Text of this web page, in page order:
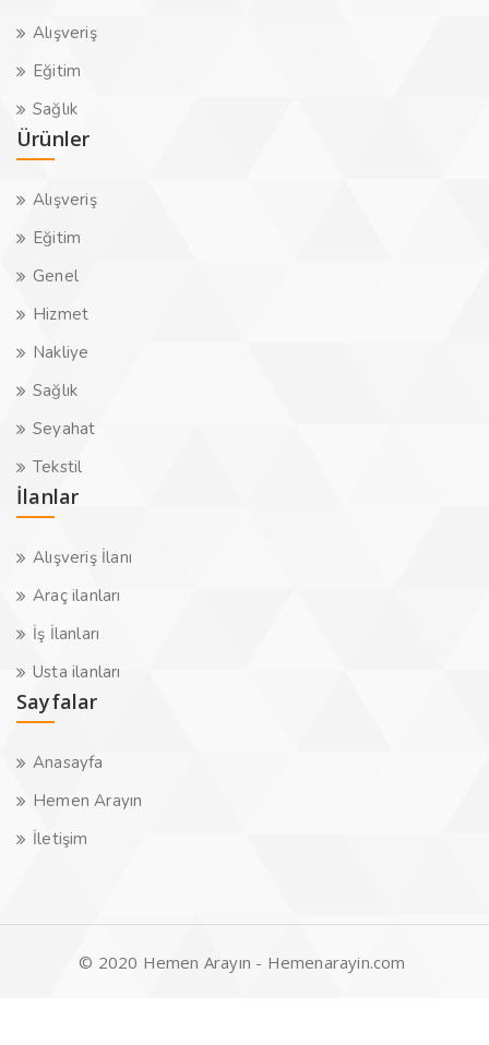
Alışveriş
Eğitim
Sağlık
Ürünler
Alışveriş
Eğitim
Genel
Hizmet
Nakliye
Sağlık
Seyahat
Tekstil
İlanlar
Alışveriş İlanı
Araç ilanları
İş İlanları
Usta ilanları
Sayfalar
Anasayfa
Hemen Arayın
İletişim
© 2020 Hemen Arayın - Hemenarayin.com